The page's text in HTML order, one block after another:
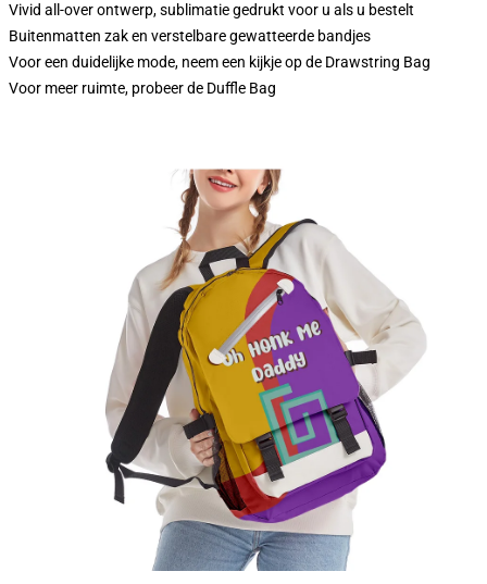
Vivid all-over ontwerp, sublimatie gedrukt voor u als u bestelt
Buitenmatten zak en verstelbare gewatteerde bandjes
Voor een duidelijke mode, neem een kijkje op de Drawstring Bag
Voor meer ruimte, probeer de Duffle Bag